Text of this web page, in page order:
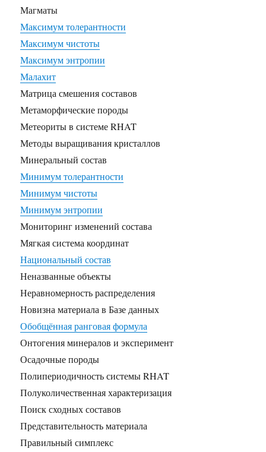
Магматы
Максимум толерантности
Максимум чистоты
Максимум энтропии
Малахит
Матрица смешения составов
Метаморфические породы
Метеориты в системе RHAT
Методы выращивания кристаллов
Минеральный состав
Минимум толерантности
Минимум чистоты
Минимум энтропии
Мониторинг изменений состава
Мягкая система координат
Национальный состав
Неназванные объекты
Неравномерность распределения
Новизна материала в Базе данных
Обобщённая ранговая формула
Онтогения минералов и эксперимент
Осадочные породы
Полипериодичность системы RHAT
Полуколичественная характеризация
Поиск сходных составов
Представительность материала
Правильный симплекс